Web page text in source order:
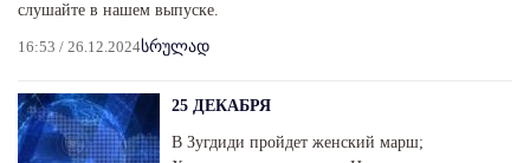
слушайте в нашем выпуске.
16:53 / 26.12.2024სრულად
25 ДЕКАБРЯ
В Зугдиди пройдет женский марш;